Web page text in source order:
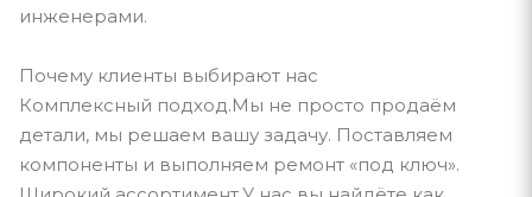
инженерами.
Почему клиенты выбирают нас
Комплексный подход.Мы не просто продаём
детали, мы решаем вашу задачу. Поставляем
компоненты и выполняем ремонт «под ключ».